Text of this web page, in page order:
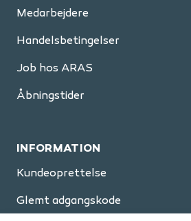
Medarbejdere
Handelsbetingelser
Job hos ARAS
Åbningstider
INFORMATION
Kundeoprettelse
Glemt adgangskode